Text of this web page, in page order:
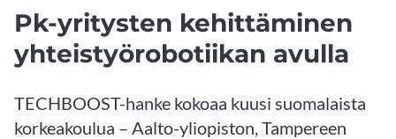
Pk-yritysten kehittäminen
yhteistyörobotiikan avulla
TECHBOOST-hanke kokoaa kuusi suomalaista
korkeakoulua – Aalto-yliopiston, Tampereen